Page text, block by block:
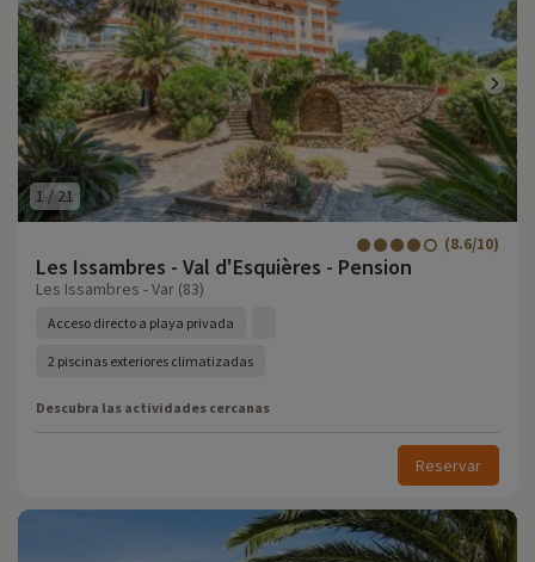
1 /21
Les Issambres - Val d'Esquières - Pension
(8.6/10)
Les Issambres - Var (83)
Acceso directo a playa privada
2 piscinas exteriores climatizadas
Descubra las actividades cercanas
Reservar